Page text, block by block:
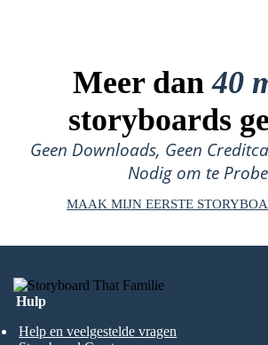
Meer dan40
storyboards
Geen Downloads, Geen
Nodig om te
MAAK MIJN EERSTE
Hulp
Help en veelgestelde vragen